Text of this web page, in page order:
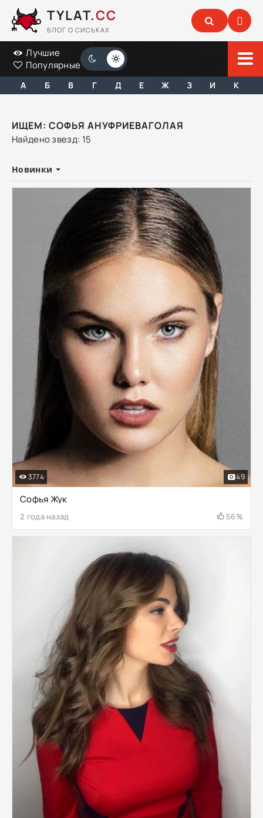
TYLAT.CC
БЛОГ О СИСЬКАХ
Лучшие
Популярные
А Б В Г Д Е Ж З И К
ИЩЕМ: СОФЬЯ АНУФРИЕВАГОЛАЯ
Найдено звезд: 15
Новинки
Софья Жук
2 года назад 56%
3774 49